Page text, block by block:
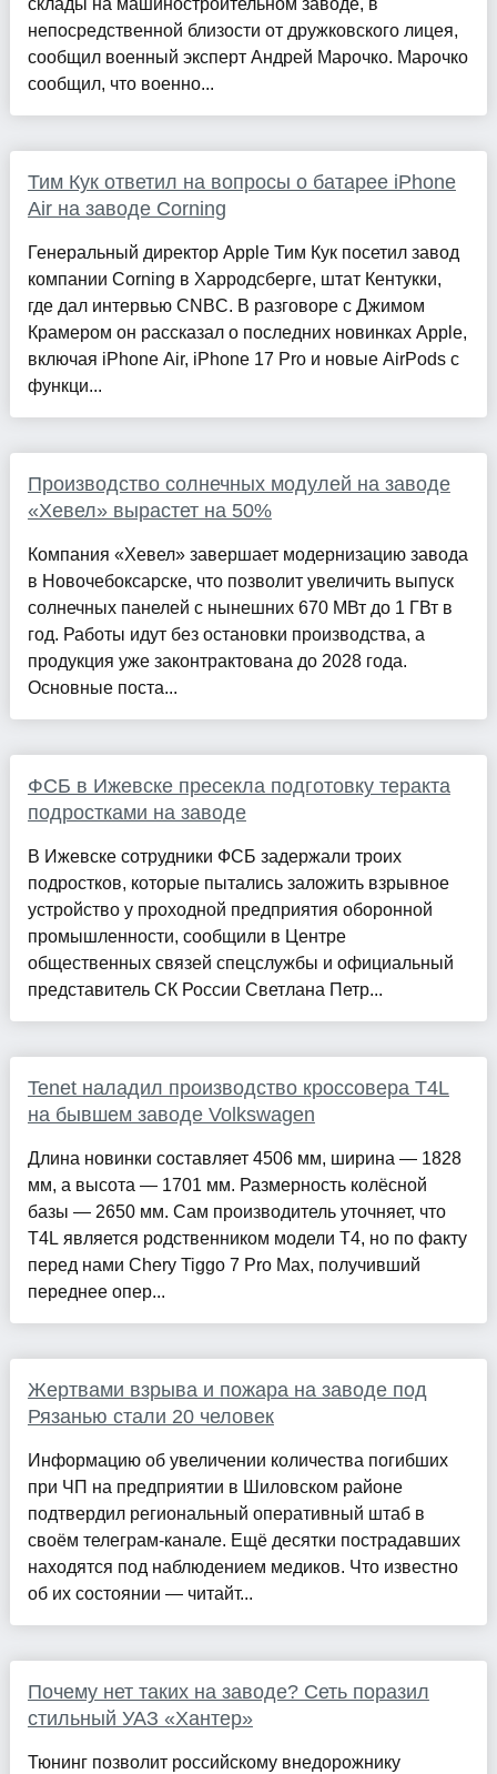
склады на машиностроительном заводе, в
непосредственной близости от дружковского лицея,
сообщил военный эксперт Андрей Марочко. Марочко
сообщил, что военно...
Тим Кук ответил на вопросы о батарее iPhone
Air на заводе Corning
Генеральный директор Apple Тим Кук посетил завод
компании Corning в Харродсберге, штат Кентукки,
где дал интервью CNBC. В разговоре с Джимом
Крамером он рассказал о последних новинках Apple,
включая iPhone Air, iPhone 17 Pro и новые AirPods с
функци...
Производство солнечных модулей на заводе
«Хевел» вырастет на 50%
Компания «Хевел» завершает модернизацию завода
в Новочебоксарске, что позволит увеличить выпуск
солнечных панелей с нынешних 670 МВт до 1 ГВт в
год. Работы идут без остановки производства, а
продукция уже законтрактована до 2028 года.
Основные поста...
ФСБ в Ижевске пресекла подготовку теракта
подростками на заводе
В Ижевске сотрудники ФСБ задержали троих
подростков, которые пытались заложить взрывное
устройство у проходной предприятия оборонной
промышленности, сообщили в Центре
общественных связей спецслужбы и официальный
представитель СК России Светлана Петр...
Tenet наладил производство кроссовера T4L
на бывшем заводе Volkswagen
Длина новинки составляет 4506 мм, ширина — 1828
мм, а высота — 1701 мм. Размерность колёсной
базы — 2650 мм. Сам производитель уточняет, что
T4L является родственником модели T4, но по факту
перед нами Chery Tiggo 7 Pro Max, получивший
переднее опер...
Жертвами взрыва и пожара на заводе под
Рязанью стали 20 человек
Информацию об увеличении количества погибших
при ЧП на предприятии в Шиловском районе
подтвердил региональный оперативный штаб в
своём телеграм-канале. Ещё десятки пострадавших
находятся под наблюдением медиков. Что известно
об их состоянии — читайт...
Почему нет таких на заводе? Сеть поразил
стильный УАЗ «Хантер»
Тюнинг позволит российскому внедорожнику